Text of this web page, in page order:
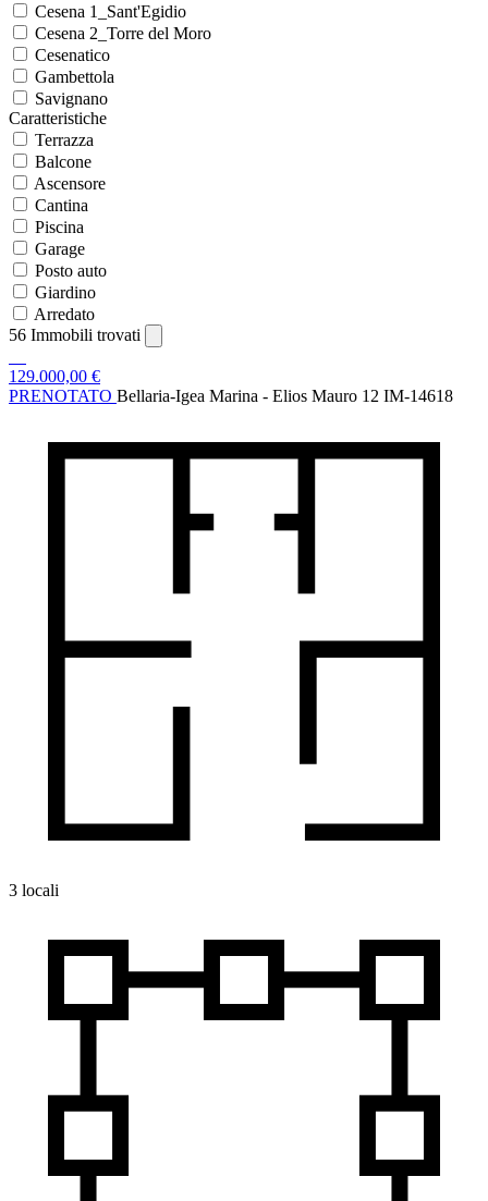
Cesena 1_Sant'Egidio
Cesena 2_Torre del Moro
Cesenatico
Gambettola
Savignano
Caratteristiche
Terrazza
Balcone
Ascensore
Cantina
Piscina
Garage
Posto auto
Giardino
Arredato
56 Immobili trovati
129.000,00 €
PRENOTATO Bellaria-Igea Marina - Elios Mauro 12 IM-14618
3 locali